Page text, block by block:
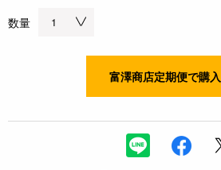
数量
富澤商店定期便で購入